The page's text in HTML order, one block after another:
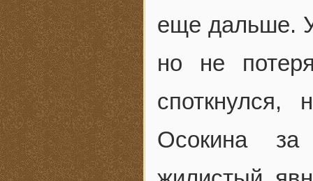
еще дальше.
но не
споткнулся,
Осокина